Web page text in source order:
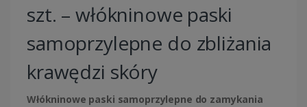
szt. – włókninowe paski
samoprzylepne do zbliżania
krawędzi skóry
Włókninowe paski samoprzylepne do zamykania